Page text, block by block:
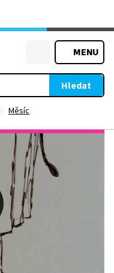
MENU
Hledat
Měsíc